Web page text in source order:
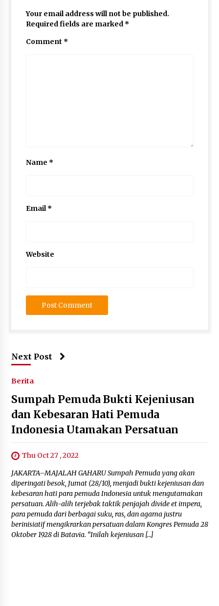
Your email address will not be published.
Required fields are marked *
Comment *
Name *
Email*
Website
Next Post
Berita
Sumpah Pemuda Bukti Kejeniusan
dan Kebesaran Hati Pemuda
Indonesia Utamakan Persatuan
Thu Oct 27 , 2022
JAKARTA–MAJALAH GAHARU Sumpah Pemuda yang akan
diperingati besok, Jumat (28/10), menjadi bukti kejeniusan dan
kebesaran hati para pemuda Indonesia untuk mengutamakan
persatuan. Alih-alih terjebak taktik penjajah divide et impera,
para pemuda dari berbagai suku, ras, dan agama justru
berinisiatif mengikrarkan persatuan dalam Kongres Pemuda 28
Oktober 1928 di Batavia. “Inilah kejeniusan […]